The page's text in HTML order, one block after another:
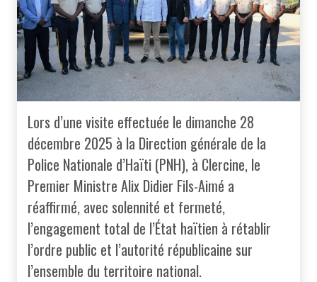
Lors d’une visite effectuée le dimanche 28
décembre 2025 à la Direction générale de la
Police Nationale d’Haïti (PNH), à Clercine, le
Premier Ministre Alix Didier Fils-Aimé a
réaffirmé, avec solennité et fermeté,
l’engagement total de l’État haïtien à rétablir
l’ordre public et l’autorité républicaine sur
l’ensemble du territoire national.